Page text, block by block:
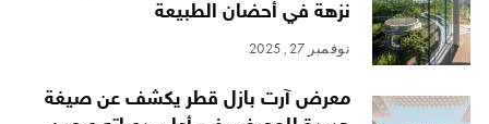
نزهة في أحضان الطبيعة
نوفمبر 27, 2025
معرض آرت بازل قطر يكشف عن صيغة